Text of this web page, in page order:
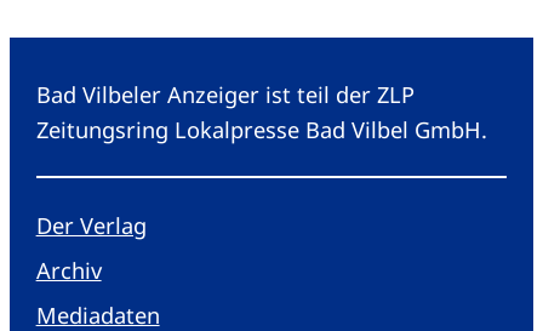
Bad Vilbeler Anzeiger ist teil der ZLP
Zeitungsring Lokalpresse Bad Vilbel GmbH.
Der Verlag
Archiv
Mediadaten